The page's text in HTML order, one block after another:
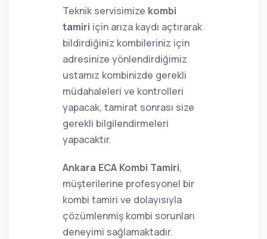
Teknik servisimize kombi
tamiri için arıza kaydı açtırarak
bildirdiğiniz kombileriniz için
adresinize yönlendirdiğimiz
ustamız kombinizde gerekli
müdahaleleri ve kontrolleri
yapacak, tamirat sonrası size
gerekli bilgilendirmeleri
yapacaktır.
Ankara ECA Kombi Tamiri,
müşterilerine profesyonel bir
kombi tamiri ve dolayısıyla
çözümlenmiş kombi sorunları
deneyimi sağlamaktadır.